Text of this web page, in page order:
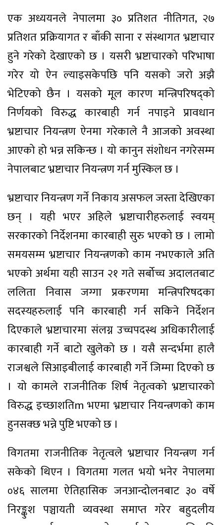
एक अध्ययनले नेपालमा ३० प्रतिशत नीतिगत, २७
प्रतिशत प्रक्रियागत र बाँकी साना र संस्थागत भ्रष्टाचार
हुने गरेको देखाएको छ । यसरी भ्रष्टाचारको परिभाषा
गरेर यो ऐन ल्याइसकेपछि पनि यसको जरो अझै
भेटिएको छैन । यसको मूल कारण मन्त्रिपरिषद्को
निर्णयको विरुद्ध कारबाही गर्न नपाइने प्रावधान
भ्रष्टाचार नियन्त्रण ऐनमा गरेकाले नै आजको अवस्था
आएको हो भन्न सकिन्छ । यो कानुन संशोधन नगरेसम्म
नेपालबाट भ्रष्टाचार नियन्त्रण गर्न मुस्किल छ ।
भ्रष्टाचार नियन्त्रण गर्ने निकाय असफल जस्ता देखिएका
छन् । यही भएर अहिले भ्रष्टाचारीहरुलाई स्वयम्
सरकारको निर्देशनमा कारबाही सुरु भएको छ । लामो
समयसम्म भ्रष्टाचार नियन्त्रणको काम नभएकाले अति
भएको अर्थमा यही साउन २१ गते सर्बोच्च अदालतबाट
ललिता निवास जग्गा प्रकरणमा मन्त्रिपरिषदका
सदस्यहरुलाई पनि कारबाही गर्न सकिने निर्देशन
दिएकाले भ्रष्टाचारमा संलग्न उच्चपदस्थ अधिकारीलाई
कारबाही गर्ने बाटो खुलेको छ । यसै सन्दर्भमा हालै
राजश्वले सिआइबीलाई कारबाही गर्ने जिम्मा दिएको छ
। यो कामले राजनीतिक शिर्ष नेतृत्वको भ्रष्टाचारको
विरुद्ध इच्छाशतिm भएमा भ्रष्टाचार नियन्त्रणको काम
हुनसक्छ भन्ने पुष्टि भएको छ ।
विगतमा राजनीतिक नेतृत्वले भ्रष्टाचार नियन्त्रण गर्न
सकेको थिएन । विगतमा गलत भयो भनेर नेपालमा
०४६ सालमा ऐतिहासिक जनआन्दोलनबाट ३० वर्षे
निरङ्कुश पञ्चायती व्यवस्था समाप्त गरेर बहुदलीय